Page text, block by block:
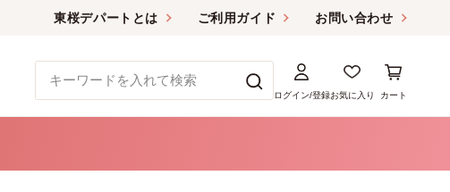
東桜デパートとは ご利用ガイド お問い合わせ
ログイン/登録お気に入り カート